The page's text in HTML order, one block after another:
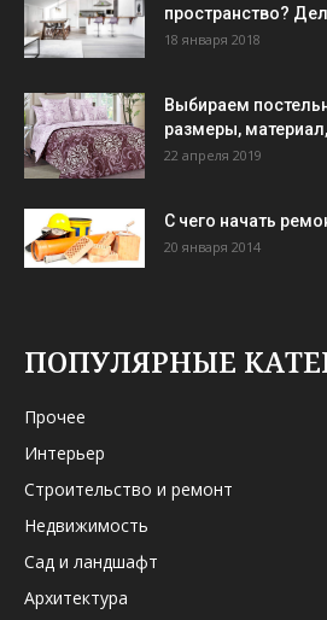
пространство?
18 января 2018
Выбираем
размеры,
22 апреля 2019
С чего начать
20 января 2014
ПОПУЛЯРНЫЕ
Прочее
Интерьер
Строительство и ремонт
Недвижимость
Сад и ландшафт
Архитектура